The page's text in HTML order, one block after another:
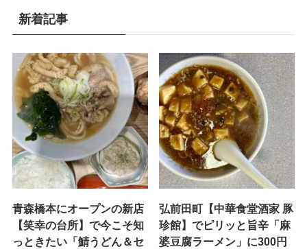
新着記事
青森橋本にオープンの新店
【笑幸の台所】で今こそ知
っときたい「鯖うどん＆セ
弘前田町【中華食堂酒家 豚
珍館】でピリッと旨辛「麻
婆豆腐ラーメン」に300円